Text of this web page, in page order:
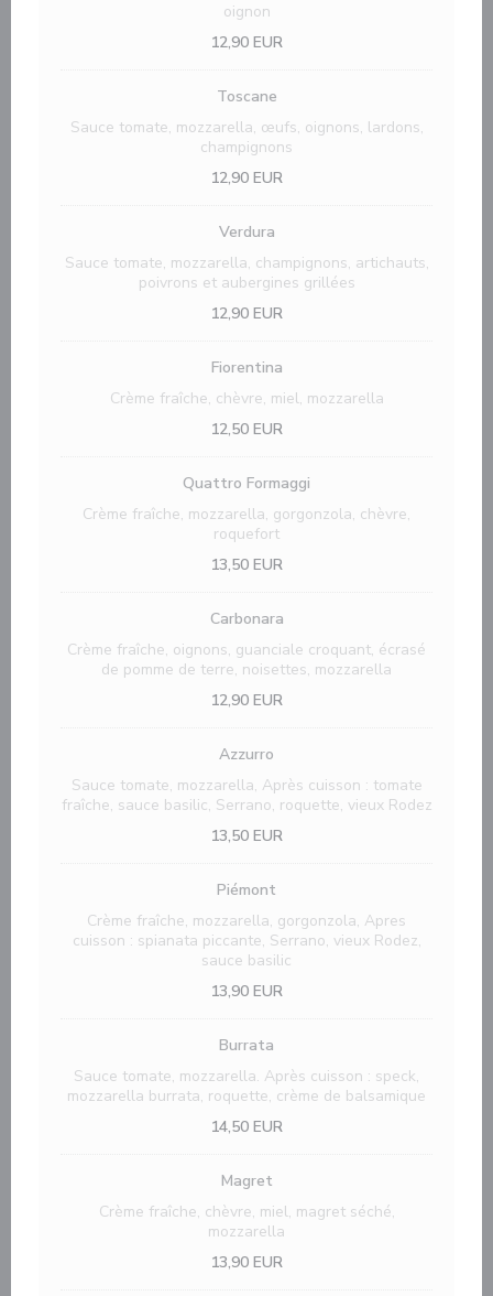
oignon
12,90 EUR
Toscane
Sauce tomate, mozzarella, œufs, oignons, lardons,
champignons
12,90 EUR
Verdura
Sauce tomate, mozzarella, champignons, artichauts,
poivrons et aubergines grillées
12,90 EUR
Fiorentina
Crème fraîche, chèvre, miel, mozzarella
12,50 EUR
Quattro Formaggi
Crème fraîche, mozzarella, gorgonzola, chèvre,
roquefort
13,50 EUR
Carbonara
Crème fraîche, oignons, guanciale croquant, écrasé
de pomme de terre, noisettes, mozzarella
12,90 EUR
Azzurro
Sauce tomate, mozzarella, Après cuisson : tomate
fraîche, sauce basilic, Serrano, roquette, vieux Rodez
13,50 EUR
Piémont
Crème fraîche, mozzarella, gorgonzola, Apres
cuisson : spianata piccante, Serrano, vieux Rodez,
sauce basilic
13,90 EUR
Burrata
Sauce tomate, mozzarella. Après cuisson : speck,
mozzarella burrata, roquette, crème de balsamique
14,50 EUR
Magret
Crème fraîche, chèvre, miel, magret séché,
mozzarella
13,90 EUR